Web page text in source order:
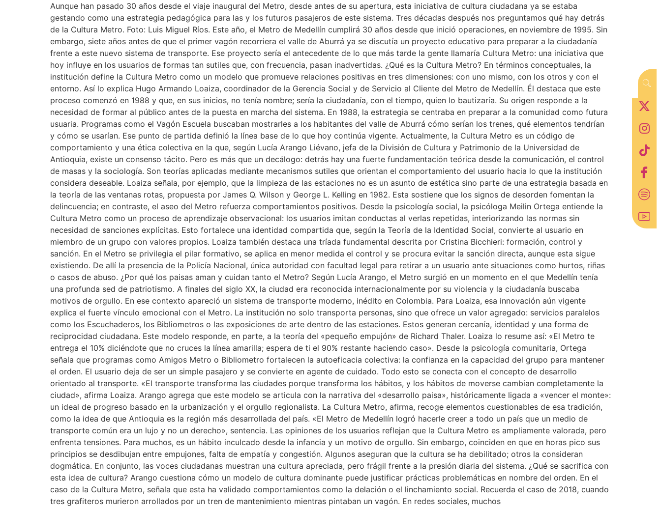
Aunque han pasado 30 años desde el viaje inaugural del Metro, desde antes de su apertura, esta iniciativa de cultura ciudadana ya se estaba
gestando como una estrategia pedagógica para las y los futuros pasajeros de este sistema. Tres décadas después nos preguntamos qué hay detrás
de la Cultura Metro. Foto: Luis Miguel Ríos. Este año, el Metro de Medellín cumplirá 30 años desde que inició operaciones, en noviembre de 1995. Sin
embargo, siete años antes de que el primer vagón recorriera el valle de Aburrá ya se discutía un proyecto educativo para preparar a la ciudadanía
frente a este nuevo sistema de transporte. Ese proyecto sería el antecedente de lo que más tarde la gente llamaría Cultura Metro: una iniciativa que
hoy influye en los usuarios de formas tan sutiles que, con frecuencia, pasan inadvertidas. ¿Qué es la Cultura Metro? En términos conceptuales, la
institución define la Cultura Metro como un modelo que promueve relaciones positivas en tres dimensiones: con uno mismo, con los otros y con el
entorno. Así lo explica Hugo Armando Loaiza, coordinador de la Gerencia Social y de Servicio al Cliente del Metro de Medellín. Él destaca que este
proceso comenzó en 1988 y que, en sus inicios, no tenía nombre; sería la ciudadanía, con el tiempo, quien lo bautizaría. Su origen responde a la
necesidad de formar al público antes de la puesta en marcha del sistema. En 1988, la estrategia se centraba en preparar a la comunidad como futura
usuaria. Programas como el Vagón Escuela buscaban mostrarles a los habitantes del valle de Aburrá cómo serían los trenes, qué elementos tendrían
y cómo se usarían. Ese punto de partida definió la línea base de lo que hoy continúa vigente. Actualmente, la Cultura Metro es un código de
comportamiento y una ética colectiva en la que, según Lucía Arango Liévano, jefa de la División de Cultura y Patrimonio de la Universidad de
Antioquia, existe un consenso tácito. Pero es más que un decálogo: detrás hay una fuerte fundamentación teórica desde la comunicación, el control
de masas y la sociología. Son teorías aplicadas mediante mecanismos sutiles que orientan el comportamiento del usuario hacia lo que la institución
considera deseable. Loaiza señala, por ejemplo, que la limpieza de las estaciones no es un asunto de estética sino parte de una estrategia basada en
la teoría de las ventanas rotas, propuesta por James Q. Wilson y George L. Kelling en 1982. Esta sostiene que los signos de desorden fomentan la
delincuencia; en contraste, el aseo del Metro refuerza comportamientos positivos. Desde la psicología social, la psicóloga Meilin Ortega entiende la
Cultura Metro como un proceso de aprendizaje observacional: los usuarios imitan conductas al verlas repetidas, interiorizando las normas sin
necesidad de sanciones explícitas. Esto fortalece una identidad compartida que, según la Teoría de la Identidad Social, convierte al usuario en
miembro de un grupo con valores propios. Loaiza también destaca una tríada fundamental descrita por Cristina Bicchieri: formación, control y
sanción. En el Metro se privilegia el pilar formativo, se aplica en menor medida el control y se procura evitar la sanción directa, aunque esta sigue
existiendo. De allí la presencia de la Policía Nacional, única autoridad con facultad legal para retirar a un usuario ante situaciones como hurtos, riñas
o casos de abuso. ¿Por qué los paisas aman y cuidan tanto el Metro? Según Lucía Arango, el Metro surgió en un momento en el que Medellín tenía
una profunda sed de patriotismo. A finales del siglo XX, la ciudad era reconocida internacionalmente por su violencia y la ciudadanía buscaba
motivos de orgullo. En ese contexto apareció un sistema de transporte moderno, inédito en Colombia. Para Loaiza, esa innovación aún vigente
explica el fuerte vínculo emocional con el Metro. La institución no solo transporta personas, sino que ofrece un valor agregado: servicios paralelos
como los Escuchaderos, los Bibliometros o las exposiciones de arte dentro de las estaciones. Estos generan cercanía, identidad y una forma de
reciprocidad ciudadana. Este modelo responde, en parte, a la teoría del «pequeño empujón» de Richard Thaler. Loaiza lo resume así: «El Metro te
entrega el 10% diciéndote que no cruces la línea amarilla; espera de ti el 90% restante haciendo caso». Desde la psicología comunitaria, Ortega
señala que programas como Amigos Metro o Bibliometro fortalecen la autoeficacia colectiva: la confianza en la capacidad del grupo para mantener
el orden. El usuario deja de ser un simple pasajero y se convierte en agente de cuidado. Todo esto se conecta con el concepto de desarrollo
orientado al transporte. «El transporte transforma las ciudades porque transforma los hábitos, y los hábitos de moverse cambian completamente la
ciudad», afirma Loaiza. Arango agrega que este modelo se articula con la narrativa del «desarrollo paisa», históricamente ligada a «vencer el monte»:
un ideal de progreso basado en la urbanización y el orgullo regionalista. La Cultura Metro, afirma, recoge elementos cuestionables de esa tradición,
como la idea de que Antioquia es la región más desarrollada del país. «El Metro de Medellín logró hacerle creer a todo un país que un medio de
transporte común era un lujo y no un derecho», sentencia. Las opiniones de los usuarios reflejan que la Cultura Metro es ampliamente valorada, pero
enfrenta tensiones. Para muchos, es un hábito inculcado desde la infancia y un motivo de orgullo. Sin embargo, coinciden en que en horas pico sus
principios se desdibujan entre empujones, falta de empatía y congestión. Algunos aseguran que la cultura se ha debilitado; otros la consideran
dogmática. En conjunto, las voces ciudadanas muestran una cultura apreciada, pero frágil frente a la presión diaria del sistema. ¿Qué se sacrifica con
esta idea de cultura? Arango cuestiona cómo un modelo de cultura dominante puede justificar prácticas problemáticas en nombre del orden. En el
caso de la Cultura Metro, señala que esta ha validado comportamientos como la delación o el linchamiento social. Recuerda el caso de 2018, cuando
tres grafiteros murieron arrollados por un tren de mantenimiento mientras pintaban un vagón. En redes sociales, muchos